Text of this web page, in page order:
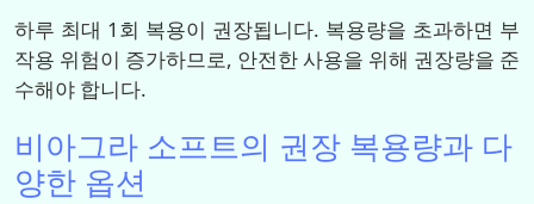
하루 최대 1회 복용이 권장됩니다. 복용량을 초과하면 부
작용 위험이 증가하므로, 안전한 사용을 위해 권장량을 준
수해야 합니다.
비아그라 소프트의 권장 복용량과 다
양한 옵션